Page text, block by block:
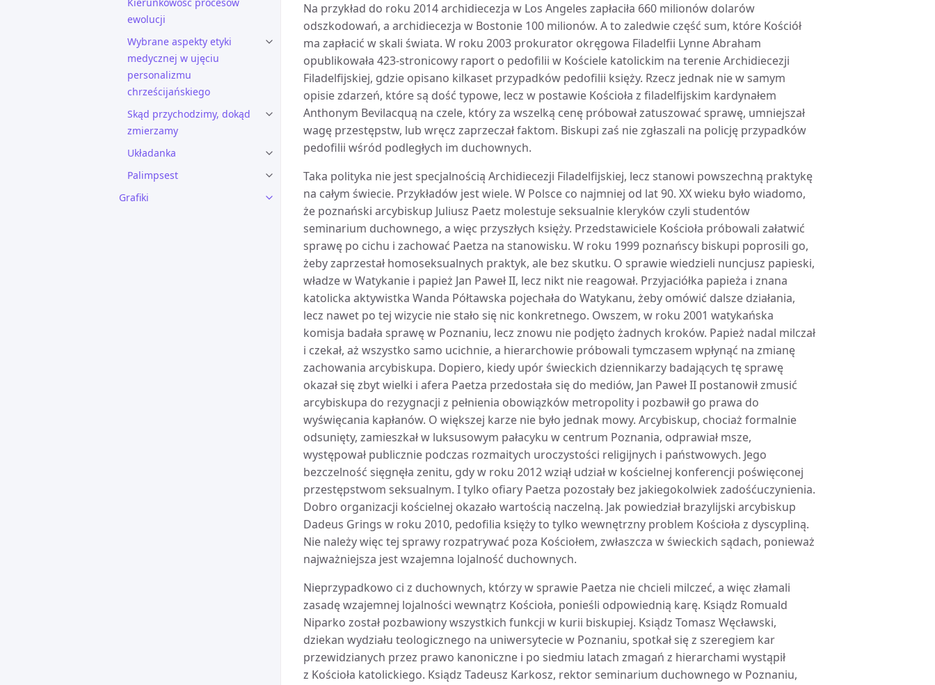
ewolucji
Wybrane aspekty etyki
medycznej w ujęciu
personalizmu
chrześcijańskiego
Skąd przychodzimy, dokąd
zmierzamy
Układanka
Palimpsest
Grafiki
Na przykład do roku 2014 archidiecezja w Los Angeles zapłaciła 660 milionów dolarów
odszkodowań, a archidiecezja w Bostonie 100 milionów. A to zaledwie część sum, które Kościół
ma zapłacić w skali świata. W roku 2003 prokurator okręgowa Filadelfii Lynne Abraham
opublikowała 423-stronicowy raport o pedofilii w Kościele katolickim na terenie Archidiecezji
Filadelfijskiej, gdzie opisano kilkaset przypadków pedofilii księży. Rzecz jednak nie w samym
opisie zdarzeń, które są dość typowe, lecz w postawie Kościoła z filadelfijskim kardynałem
Anthonym Bevilacquą na czele, który za wszelką cenę próbował zatuszować sprawę, umniejszał
wagę przestępstw, lub wręcz zaprzeczał faktom. Biskupi zaś nie zgłaszali na policję przypadków
pedofilii wśród podległych im duchownych.
Taka polityka nie jest specjalnością Archidiecezji Filadelfijskiej, lecz stanowi powszechną praktykę
na całym świecie. Przykładów jest wiele. W Polsce co najmniej od lat 90. XX wieku było wiadomo,
że poznański arcybiskup Juliusz Paetz molestuje seksualnie kleryków czyli studentów
seminarium duchownego, a więc przyszłych księży. Przedstawiciele Kościoła próbowali załatwić
sprawę po cichu i zachować Paetza na stanowisku. W roku 1999 poznańscy biskupi poprosili go,
żeby zaprzestał homoseksualnych praktyk, ale bez skutku. O sprawie wiedzieli nuncjusz papieski,
władze w Watykanie i papież Jan Paweł II, lecz nikt nie reagował. Przyjaciółka papieża i znana
katolicka aktywistka Wanda Półtawska pojechała do Watykanu, żeby omówić dalsze działania,
lecz nawet po tej wizycie nie stało się nic konkretnego. Owszem, w roku 2001 watykańska
komisja badała sprawę w Poznaniu, lecz znowu nie podjęto żadnych kroków. Papież nadal milczał
i czekał, aż wszystko samo ucichnie, a hierarchowie próbowali tymczasem wpłynąć na zmianę
zachowania arcybiskupa. Dopiero, kiedy upór świeckich dziennikarzy badających tę sprawę
okazał się zbyt wielki i afera Paetza przedostała się do mediów, Jan Paweł II postanowił zmusić
arcybiskupa do rezygnacji z pełnienia obowiązków metropolity i pozbawił go prawa do
wyświęcania kapłanów. O większej karze nie było jednak mowy. Arcybiskup, chociaż formalnie
odsunięty, zamieszkał w luksusowym pałacyku w centrum Poznania, odprawiał msze,
występował publicznie podczas rozmaitych uroczystości religijnych i państwowych. Jego
bezczelność sięgnęła zenitu, gdy w roku 2012 wziął udział w kościelnej konferencji poświęconej
przestępstwom seksualnym. I tylko ofiary Paetza pozostały bez jakiegokolwiek zadośćuczynienia.
Dobro organizacji kościelnej okazało wartością naczelną. Jak powiedział brazylijski arcybiskup
Dadeus Grings w roku 2010, pedofilia księży to tylko wewnętrzny problem Kościoła z dyscypliną.
Nie należy więc tej sprawy rozpatrywać poza Kościołem, zwłaszcza w świeckich sądach, ponieważ
najważniejsza jest wzajemna lojalność duchownych.
Nieprzypadkowo ci z duchownych, którzy w sprawie Paetza nie chcieli milczeć, a więc złamali
zasadę wzajemnej lojalności wewnątrz Kościoła, ponieśli odpowiednią karę. Ksiądz Romuald
Niparko został pozbawiony wszystkich funkcji w kurii biskupiej. Ksiądz Tomasz Węcławski,
dziekan wydziału teologicznego na uniwersytecie w Poznaniu, spotkał się z szeregiem kar
przewidzianych przez prawo kanoniczne i po siedmiu latach zmagań z hierarchami wystąpił
z Kościoła katolickiego. Ksiądz Tadeusz Karkosz, rektor seminarium duchownego w Poznaniu,